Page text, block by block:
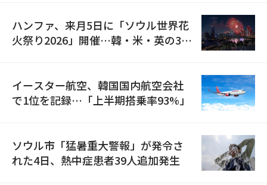
ハンファ、来月5日に「ソウル世界花
火祭り2026」開催…韓・米・英の3カ
イースター航空、韓国国内航空会社
で1位を記録…「上半期搭乗率93%」
ソウル市「猛暑重大警報」が発令さ
れた4日、熱中症患者39人追加発生